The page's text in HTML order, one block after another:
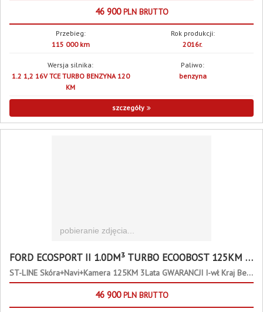
46 900PLN BRUTTO
Przebieg:
115 000 km
Rok produkcji:
2016r.
Wersja silnika:
1.2 1,2 16V TCE TURBO BENZYNA 120
KM
Paliwo:
benzyna
szczegóły
FORD ECOSPORT II 1.0DM³ TURBO ECOOBOST 125KM 125KM
ST-LINE Skóra+Navi+Kamera 125KM 3Lata GWARANCJI I-wł Kraj Bezwypadkowy
46 900PLN BRUTTO